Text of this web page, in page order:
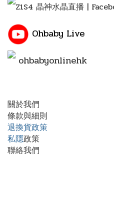
Z1S4 晶神水晶直播 |
Ohbaby Live
ohbabyonlinehk
關於我們
條款與細則
退換貨政策
私隱政策
聯絡我們